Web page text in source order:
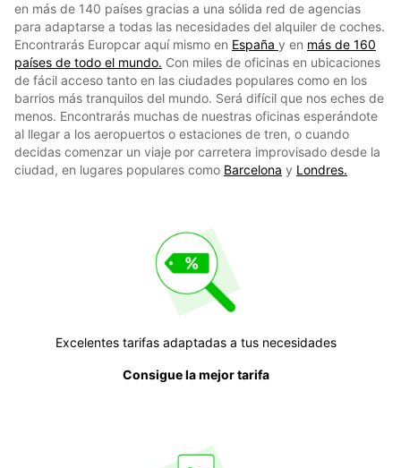
en más de 140 países gracias a una sólida red de agencias
para adaptarse a todas las necesidades del alquiler de coches.
Encontrarás Europcar aquí mismo en España y en más de 160
países de todo el mundo. Con miles de oficinas en ubicaciones
de fácil acceso tanto en las ciudades populares como en los
barrios más tranquilos del mundo. Será difícil que nos eches de
menos. Encontrarás muchas de nuestras oficinas esperándote
al llegar a los aeropuertos o estaciones de tren, o cuando
decidas comenzar un viaje por carretera improvisado desde la
ciudad, en lugares populares como Barcelona y Londres.
Excelentes tarifas adaptadas a tus necesidades
Consigue la mejor tarifa